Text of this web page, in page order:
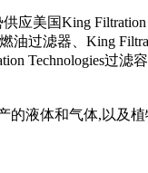
美国King Filtration
油过滤器、King
Technologies过滤
液体和气体,以及